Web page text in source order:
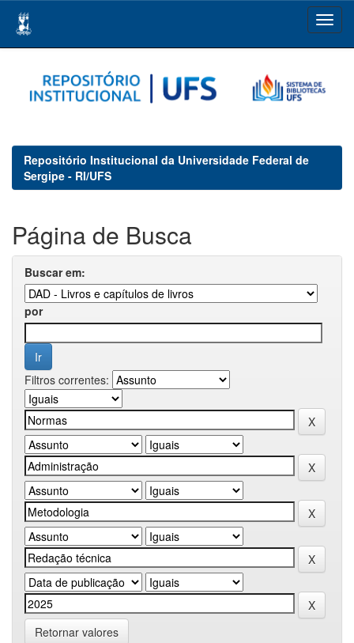
navigation
Repositório Institucional da Universidade Federal de
Sergipe - RI/UFS
Página de Busca
Buscar em:
por
Filtros correntes:
Retornar valores